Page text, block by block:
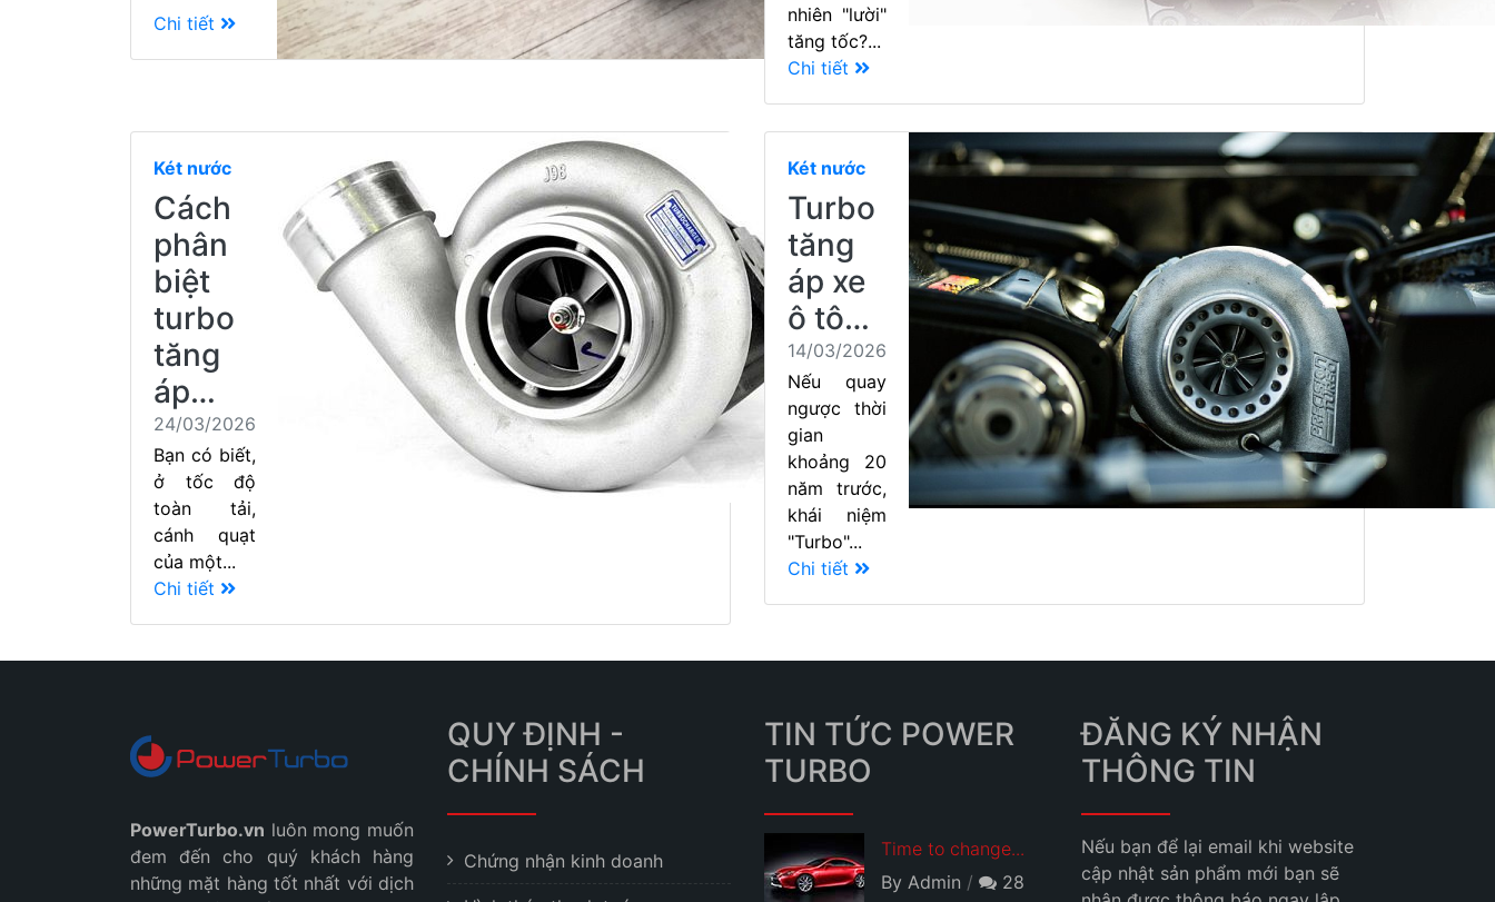
Chi tiết
nhiên "lười"
tăng tốc?...
Chi tiết
Két nước
Cách
phân
biệt
turbo
tăng
áp…
24/03/2026
Bạn có biết,
ở tốc độ
toàn tải,
cánh quạt
của một...
Chi tiết
Két nước
Turbo
tăng
áp xe
ô tô…
14/03/2026
Nếu quay
ngược thời
gian
khoảng 20
năm trước,
khái niệm
"Turbo"...
Chi tiết
PowerTurbo.vn luôn mong muốn
đem đến cho quý khách hàng
những mặt hàng tốt nhất với dịch
QUY ĐỊNH -
CHÍNH SÁCH
Chứng nhận kinh doanh
TIN TỨC POWER
TURBO
Time to change...
By Admin
28
ĐĂNG KÝ NHẬN
THÔNG TIN
Nếu bạn để lại email khi website
cập nhật sản phẩm mới bạn sẽ